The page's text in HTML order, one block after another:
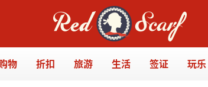
物 折扣 旅游 生活 签证 玩乐